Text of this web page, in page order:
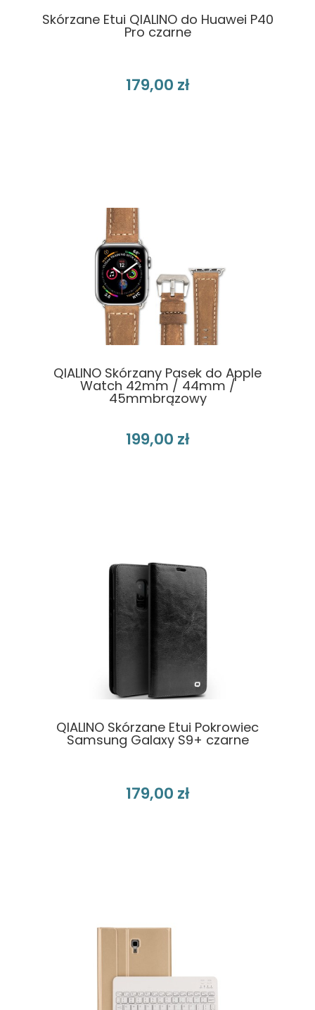
Skórzane Etui QIALINO do Huawei P40
Pro czarne
179,00 zł
QIALINO Skórzany Pasek do Apple
Watch 42mm / 44mm /
45mmbrązowy
199,00 zł
QIALINO Skórzane Etui Pokrowiec
Samsung Galaxy S9+ czarne
179,00 zł